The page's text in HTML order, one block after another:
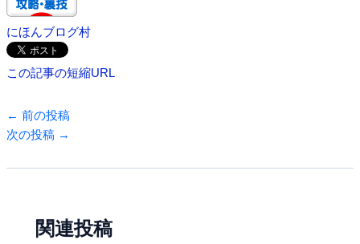
にほんブログ村
この記事の短縮URL
← 前の投稿
次の投稿 →
関連投稿